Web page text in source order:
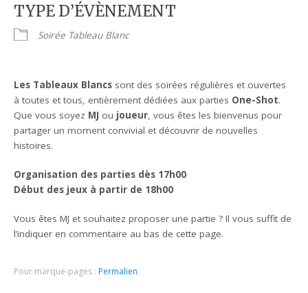
TYPE D’ÉVÈNEMENT
Soirée Tableau Blanc
Les Tableaux Blancs sont des soirées régulières et ouvertes
à toutes et tous, entièrement dédiées aux parties One-Shot.
Que vous soyez MJ ou joueur , vous êtes les bienvenus pour
partager un moment convivial et découvrir de nouvelles
histoires.
Organisation des parties dès 17h00
Début des jeux à partir de 18h00
Vous êtes MJ et souhaitez proposer une partie ? Il vous suffit de
l’indiquer en commentaire au bas de cette page.
Pour marque-pages : Permalien.